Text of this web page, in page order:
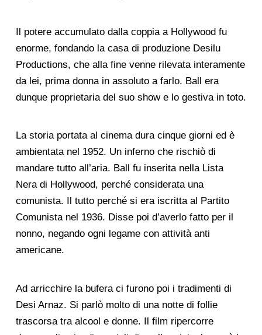
Il potere accumulato dalla coppia a Hollywood fu
enorme, fondando la casa di produzione Desilu
Productions, che alla fine venne rilevata interamente
da lei, prima donna in assoluto a farlo. Ball era
dunque proprietaria del suo show e lo gestiva in toto.
La storia portata al cinema dura cinque giorni ed è
ambientata nel 1952. Un inferno che rischiò di
mandare tutto all’aria. Ball fu inserita nella Lista
Nera di Hollywood, perché considerata una
comunista. Il tutto perché si era iscritta al Partito
Comunista nel 1936. Disse poi d’averlo fatto per il
nonno, negando ogni legame con attività anti
americane.
Ad arricchire la bufera ci furono poi i tradimenti di
Desi Arnaz. Si parlò molto di una notte di follie
trascorsa tra alcool e donne. Il film ripercorre